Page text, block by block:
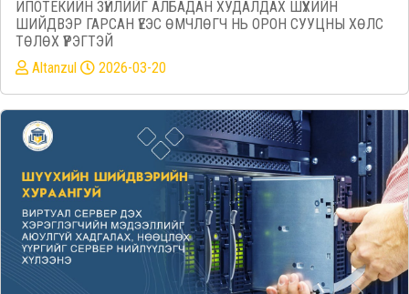
ИПОТЕКИЙН ЗҮЙЛИЙГ АЛБАДАН ХУДАЛДАХ ШҮҮХИЙН
ШИЙДВЭР ГАРСАН ҮЕЭС ӨМЧЛӨГЧ НЬ ОРОН СУУЦНЫ ХӨЛС
ТӨЛӨХ ҮҮРЭГТЭЙ
Altanzul
2026-03-20